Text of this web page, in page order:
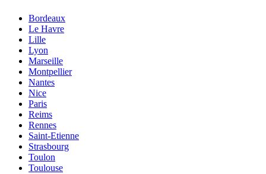
Bordeaux
Le Havre
Lille
Lyon
Marseille
Montpellier
Nantes
Nice
Paris
Reims
Rennes
Saint-Etienne
Strasbourg
Toulon
Toulouse